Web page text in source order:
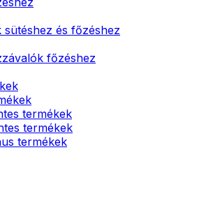
sütéshez és főzéshez
főzéshez
termékek
termékek
termékek